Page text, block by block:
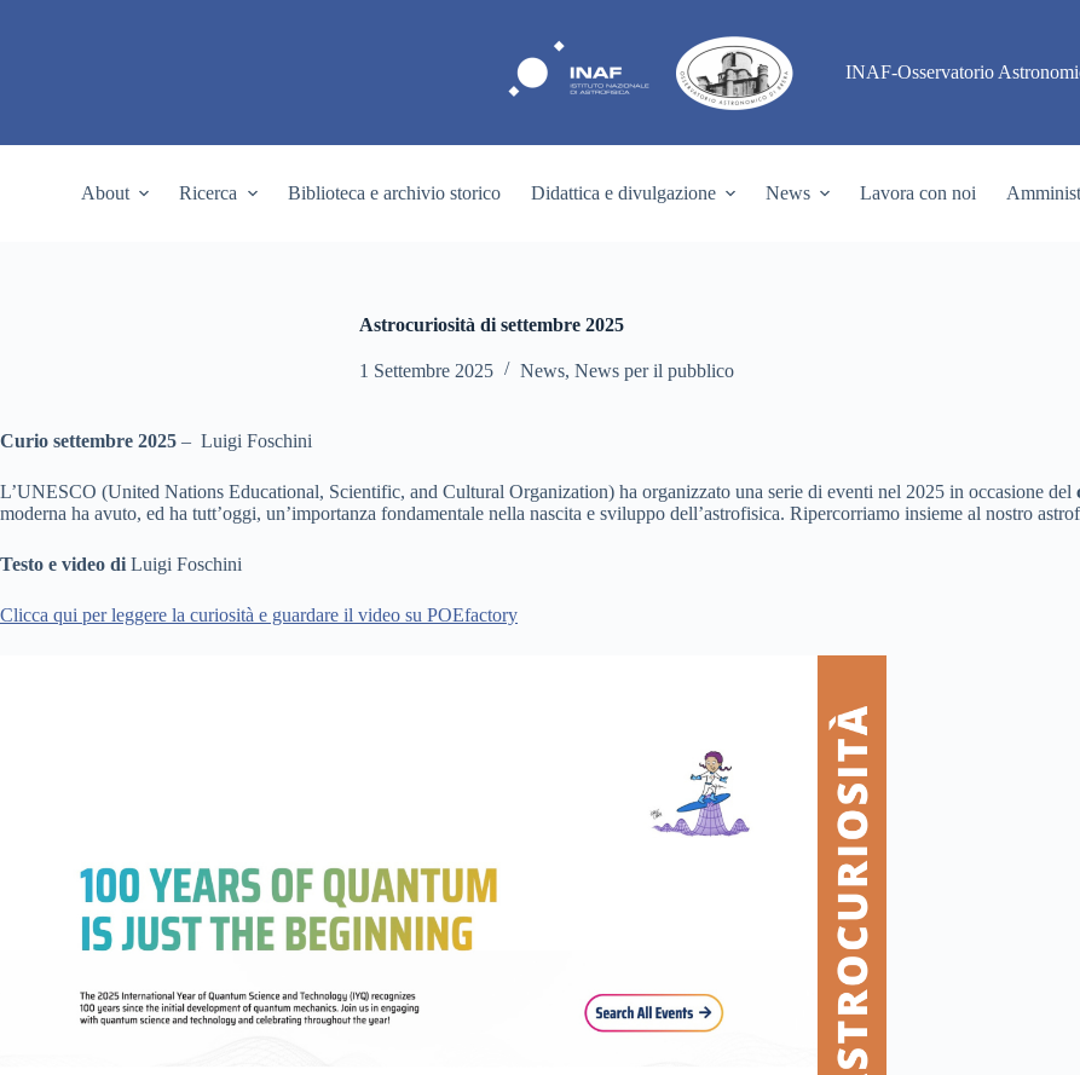
INAF-Osservatorio
About Ricerca Biblioteca e archivio storico Didattica e divulgazione News Lavora con noi
Astrocuriosità di settembre 2025
1 Settembre 2025 News, News per il pubblico
Curio settembre 2025 – Luigi Foschini
L’UNESCO (United Nations Educational, Scientific, and Cultural Organization) ha organizzato una serie di eventi nel 2025 in occasione del
moderna ha avuto, ed ha tutt’oggi, un’importanza fondamentale nella nascita e sviluppo dell’astrofisica. Ripercorriamo insieme al nostro
Testo e video di Luigi Foschini
Clicca qui per leggere la curiosità e guardare il video su POEfactory